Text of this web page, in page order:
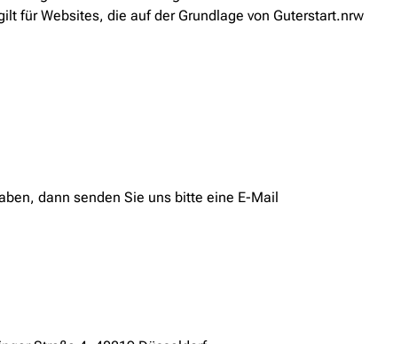
für Websites, die auf der Grundlage von Guterstart.nrw
dann senden Sie uns bitte eine E-Mail